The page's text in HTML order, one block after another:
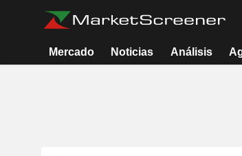
Mercado Noticias Análisis